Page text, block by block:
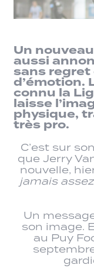
Un
aussi
sans regret
d’émotion.
connu la
laisse
physique,
très pro.
C’est sur
que Jerry
nouvelle,
jamais
Un
son image.
au Puy